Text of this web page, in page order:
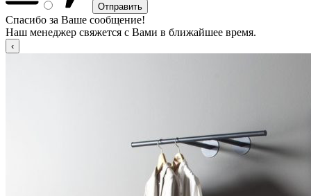
Спасибо за Ваше сообщение!
Наш менеджер свяжется с Вами в ближайшее время.